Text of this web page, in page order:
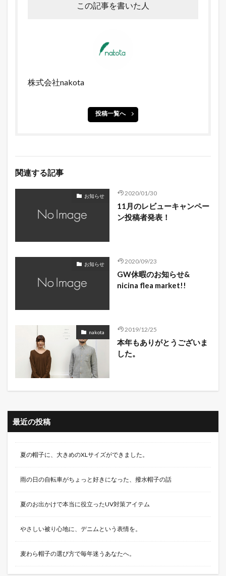
この記事を書いた人
株式会社nakota
投稿一覧へ
関連する記事
お知らせ 2020/01/30
11月のレビューキャンペー
ン投稿者発表！
お知らせ 2020/09/23
GW休暇のお知らせ&
nicina flea market!!
nakota 2019/12/25
本年もありがとうございま
した。
最近の投稿
夏の帽子に、大きめのXLサイズができました。
雨の日の自転車がちょっと好きになった、撥水帽子の話
夏のお出かけで本当に役立ったUV対策アイテム
やさしい被り心地に、デニムという表情を。
麦わら帽子の選び方で毎年迷うあなたへ。